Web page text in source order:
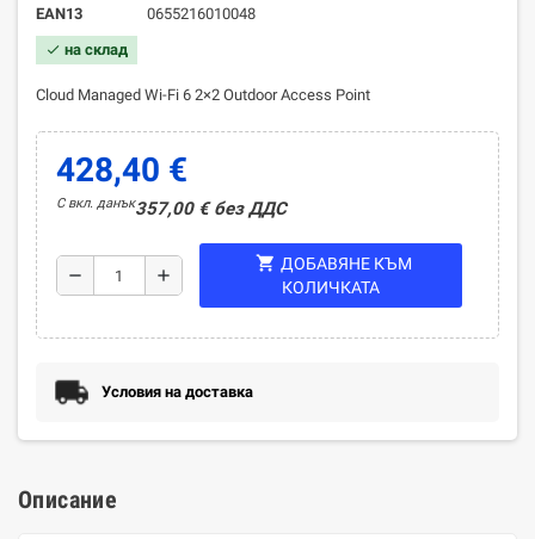
EAN13
0655216010048
check на склад
Cloud Managed Wi-Fi 6 2×2 Outdoor Access Point
428,40 €
С вкл. данък357,00 € без ДДС
remove add
shopping_cart ДОБАВЯНЕ КЪМ
КОЛИЧКАТА
Условия на доставка
Описание